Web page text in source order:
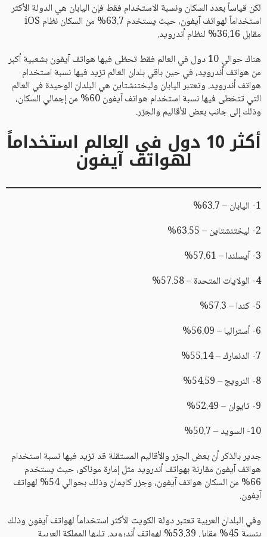
لكن قياساً بعدد السكان ونسبة الاستخدام فقط فإن اليابان هي الدولة الأكثر
استخداماً لهواتف آيفون، حيث يستخدم 63.7% من السكان نظام iOS
مقابل 36.16% لنظام أندرويد.
هناك حوالي 10 دول في العالم فقط تحظى فيها هواتف آيفون بشعبية أكبر
من هواتف أندرويد، في حين باقي بلدان العالم تزيد فيها نسبة استخدام
هواتف أندرويد. وتعتبر اليابان وليختنشتاين هي البلدان الوحيدة في العالم
التي تتخطى فيها نسبة استخدام هواتف آيفون 60% من إجمالي السكان،
وذلك إلى جانب بعض الأقاليم والجزر.
أكثر 10 دول في العالم استخداماً
لهواتف آيفون
1- اليابان – 63.7%
2- ليختنشتاين – 63.55%
3- آيسلندا – 57.61%
4- الولايات المتحدة – 57.58%
5- كندا – 57.3%
6- أستراليا – 56.09%
7- الدنمارك – 55.14%
8- النرويج – 54.59%
9- تايوان – 52.49%
10- السويد – 50.7%
جدير بالذكر أن بعض الجزر والأقاليم المستقلة قد تزيد فيها نسبة استخدام
هواتف آيفون مقارنة بهواتف أندرويد مثل إمارة موناكو، حيث يستخدم
66% من السكان هواتف آيفون، وجزر كايمان وذلك بحوالي 54% لهواتف
آيفون.
وفي البلدان العربية تعتبر دولة الكويت الأكثر استخداماً لهواتف آيفون وذلك